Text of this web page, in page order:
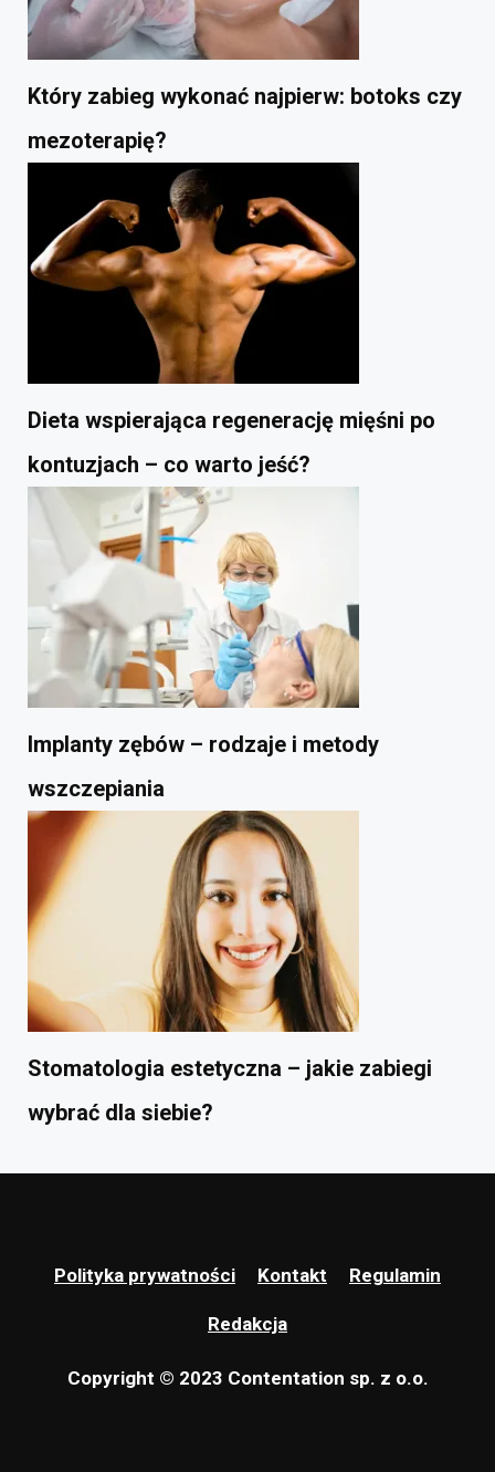
Który zabieg wykonać najpierw: botoks czy
mezoterapię?
Dieta wspierająca regenerację mięśni po
kontuzjach – co warto jeść?
Implanty zębów – rodzaje i metody
wszczepiania
Stomatologia estetyczna – jakie zabiegi
wybrać dla siebie?
Polityka prywatności Kontakt Regulamin
Redakcja
Copyright © 2023 Contentation sp. z o.o.